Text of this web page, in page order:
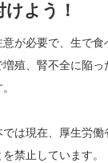
よう！
が必要で、生で
殖、腎不全に陥っ
は現在、厚生労
禁止しています。